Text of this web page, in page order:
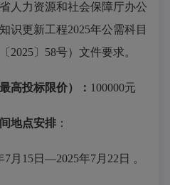
人力资源和社会保障厅办公
识更新工程2025年公需科目
2025〕58号）文件要求。
高投标限价）： 100000元
地点安排 ：
7月 15日 —2025年7月 22 日 。